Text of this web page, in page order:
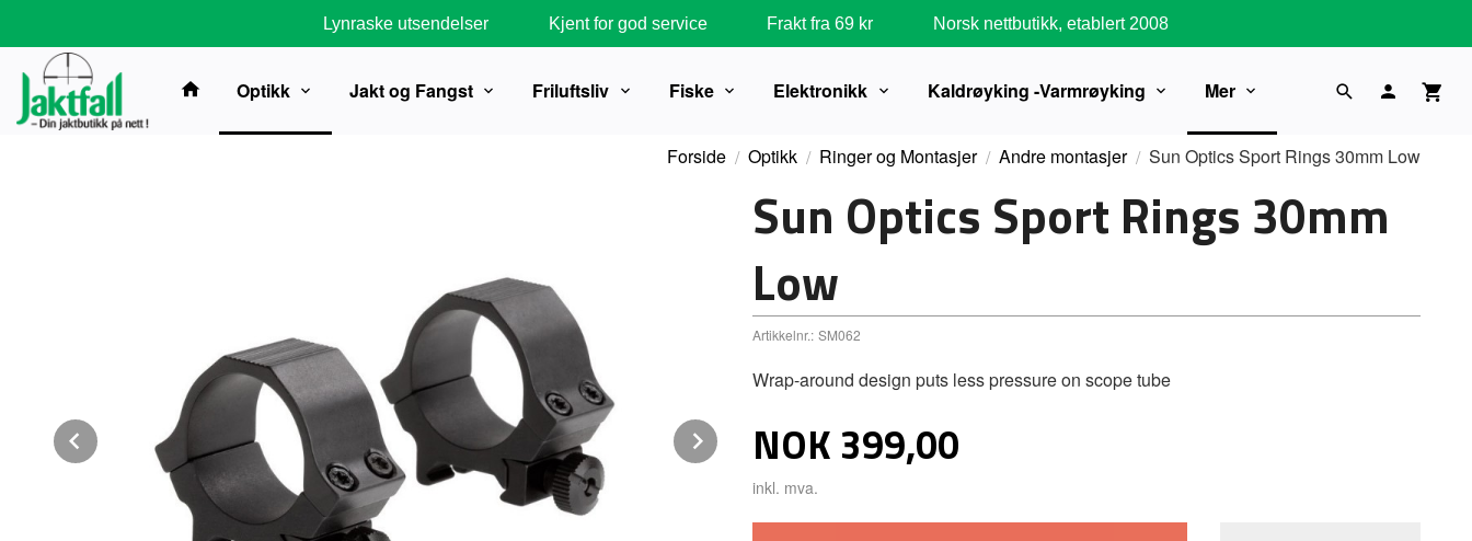
innholdet
Lynraske utsendelser Kjent for god service Frakt fra 69 kr Norsk nettbutikk, etablert 2008
Optikk Jakt og Fangst Friluftsliv Fiske Elektronikk Kaldrøyking -Varmrøyking Mer
Forside Optikk Ringer og Montasjer Andre montasjer Sun Optics Sport Rings 30mm Low
Next
Sun Optics Sport Rings 30mm
Low
Artikkelnr.: SM062
Wrap-around design puts less pressure on scope tube
Pris
NOK 399,00
inkl. mva.